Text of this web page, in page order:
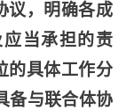
议，明确各成
当承担的责
的具体工作分
备与联合体协